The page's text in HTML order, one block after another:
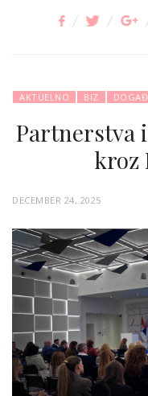
AKTUELNO BIZ
Partnerstva
kroz
P
S
T
N
DECEMBER 24, 2025